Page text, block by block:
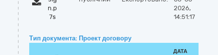
n.p
7s
2026,
14:51:17
Тип документа: Проект договору
ДАТА